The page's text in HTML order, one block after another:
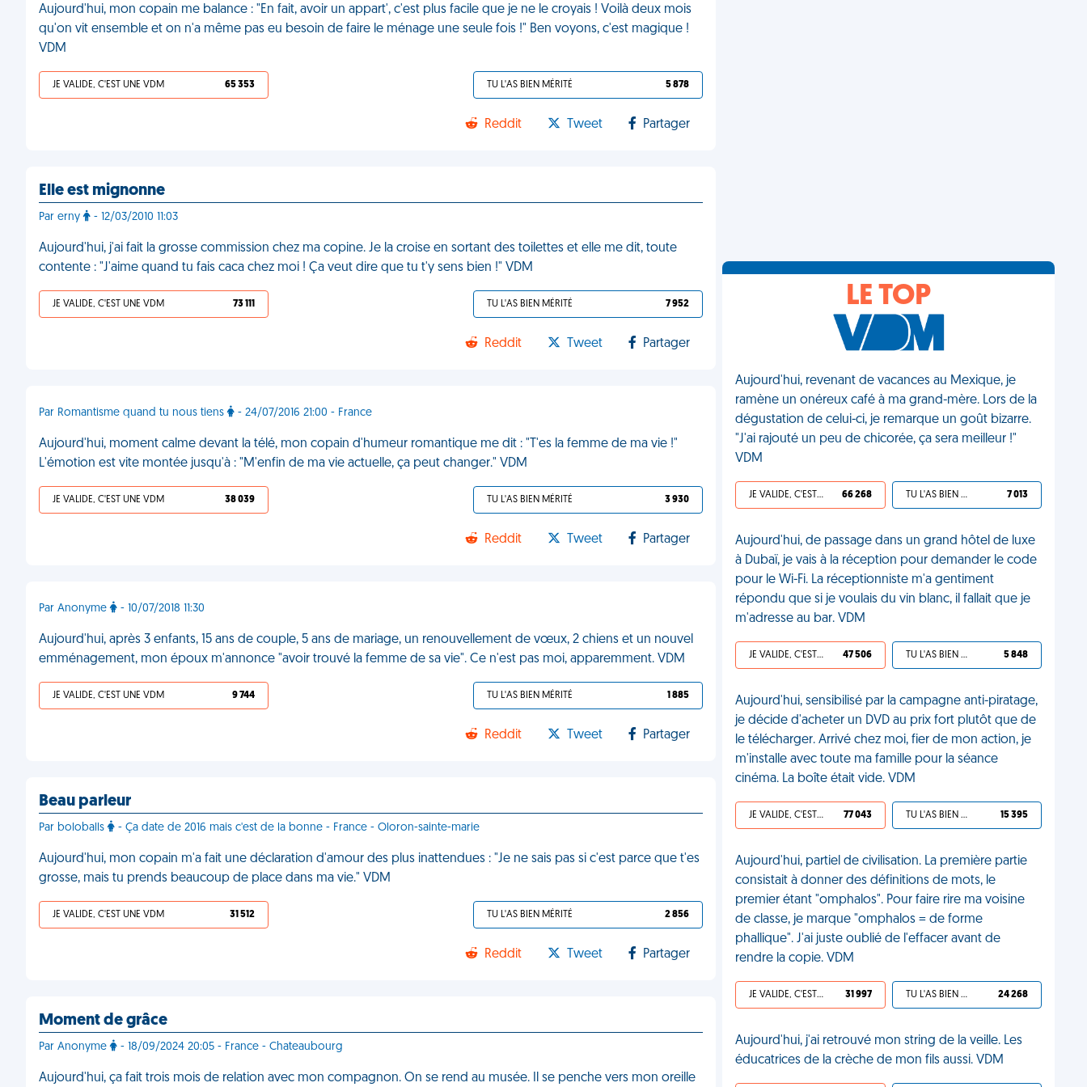
Aujourd'hui, mon copain me balance : "En fait, avoir un appart', c'est plus facile que je ne le croyais ! Voilà deux mois
qu'on vit ensemble et on n'a même pas eu besoin de faire le ménage une seule fois !" Ben voyons, c'est magique !
VDM
JE VALIDE, C'EST UNE VDM 65 353 TU L'AS BIEN MÉRITÉ 5 878
Reddit Tweet Partager
Elle est mignonne
Par erny - 12/03/2010 11:03
Aujourd'hui, j'ai fait la grosse commission chez ma copine. Je la croise en sortant des toilettes et elle me dit, toute
contente : "J'aime quand tu fais caca chez moi ! Ça veut dire que tu t'y sens bien !" VDM
JE VALIDE, C'EST UNE VDM 73 111 TU L'AS BIEN MÉRITÉ 7 952
Reddit Tweet Partager
Par Romantisme quand tu nous tiens - 24/07/2016 21:00 - France
Aujourd'hui, moment calme devant la télé, mon copain d'humeur romantique me dit : "T'es la femme de ma vie !"
L'émotion est vite montée jusqu'à : "M'enfin de ma vie actuelle, ça peut changer." VDM
JE VALIDE, C'EST UNE VDM 38 039 TU L'AS BIEN MÉRITÉ 3 930
Reddit Tweet Partager
Par Anonyme - 10/07/2018 11:30
Aujourd'hui, après 3 enfants, 15 ans de couple, 5 ans de mariage, un renouvellement de vœux, 2 chiens et un nouvel
emménagement, mon époux m'annonce "avoir trouvé la femme de sa vie". Ce n'est pas moi, apparemment. VDM
JE VALIDE, C'EST UNE VDM 9 744 TU L'AS BIEN MÉRITÉ 1 885
Reddit Tweet Partager
Beau parleur
Par boloballs - Ça date de 2016 mais c'est de la bonne - France - Oloron-sainte-marie
Aujourd'hui, mon copain m'a fait une déclaration d'amour des plus inattendues : "Je ne sais pas si c'est parce que t'es
grosse, mais tu prends beaucoup de place dans ma vie." VDM
JE VALIDE, C'EST UNE VDM 31 512 TU L'AS BIEN MÉRITÉ 2 856
Reddit Tweet Partager
Moment de grâce
Par Anonyme - 18/09/2024 20:05 - France - Chateaubourg
Aujourd'hui, ça fait trois mois de relation avec mon compagnon. On se rend au musée. Il se penche vers mon oreille
LE TOP
Aujourd'hui, revenant de vacances au Mexique, je
ramène un onéreux café à ma grand-mère. Lors de la
dégustation de celui-ci, je remarque un goût bizarre.
"J'ai rajouté un peu de chicorée, ça sera meilleur !"
VDM
JE VALIDE, C'EST UNE VDM 66 268 TU L'AS BIEN MÉRITÉ 7 013
Aujourd'hui, de passage dans un grand hôtel de luxe
à Dubaï, je vais à la réception pour demander le code
pour le Wi-Fi. La réceptionniste m'a gentiment
répondu que si je voulais du vin blanc, il fallait que je
m'adresse au bar. VDM
JE VALIDE, C'EST UNE VDM 47 506 TU L'AS BIEN MÉRITÉ 5 848
Aujourd'hui, sensibilisé par la campagne anti-piratage,
je décide d'acheter un DVD au prix fort plutôt que de
le télécharger. Arrivé chez moi, fier de mon action, je
m'installe avec toute ma famille pour la séance
cinéma. La boîte était vide. VDM
JE VALIDE, C'EST UNE VDM 77 043 TU L'AS BIEN MÉRITÉ 15 395
Aujourd'hui, partiel de civilisation. La première partie
consistait à donner des définitions de mots, le
premier étant "omphalos". Pour faire rire ma voisine
de classe, je marque "omphalos = de forme
phallique". J'ai juste oublié de l'effacer avant de
rendre la copie. VDM
JE VALIDE, C'EST UNE VDM 31 997 TU L'AS BIEN MÉRITÉ 24 268
Aujourd'hui, j'ai retrouvé mon string de la veille. Les
éducatrices de la crèche de mon fils aussi. VDM